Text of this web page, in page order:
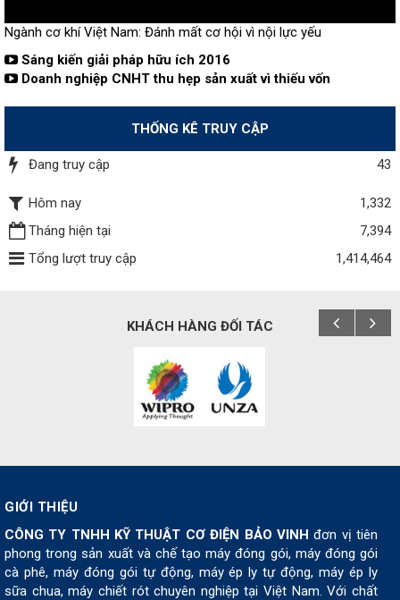
Ngành cơ khí Việt Nam: Đánh mất cơ hội vì nội lực yếu
Sáng kiến giải pháp hữu ích 2016
Doanh nghiệp CNHT thu hẹp sản xuất vì thiếu vốn
THỐNG KÊ TRUY CẬP
Đang truy cập 43
Hôm nay
1,332
Tháng hiện tại
7,394
Tổng lượt truy cập
1,414,464
KHÁCH HÀNG ĐỐI TÁC
GIỚI THIỆU
CÔNG TY TNHH KỸ THUẬT CƠ ĐIỆN BẢO VINH đơn vị tiên
phong trong sản xuất và chế tạo máy đóng gói, máy đóng gói
cà phê, máy đóng gói tự động, máy ép ly tự động, máy ép ly
sữa chua, máy chiết rót chuyên nghiệp tại Việt Nam. Với chất